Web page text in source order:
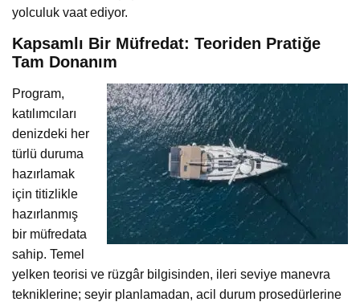
yolculuk vaat ediyor.
Kapsamlı Bir Müfredat: Teoriden Pratiğe
Tam Donanım
Program,
katılımcıları
denizdeki her
türlü duruma
hazırlamak
için titizlikle
hazırlanmış
bir müfredata
sahip. Temel
yelken teorisi ve rüzgâr bilgisinden, ileri seviye manevra
tekniklerine; seyir planlamadan, acil durum prosedürlerine